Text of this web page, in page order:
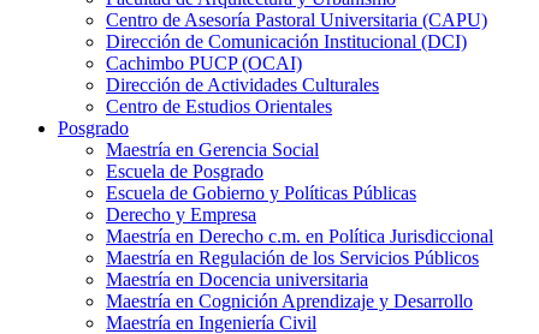
Centro de Asesoría Pastoral Universitaria (CAPU)
Dirección de Comunicación Institucional (DCI)
Cachimbo PUCP (OCAI)
Dirección de Actividades Culturales
Centro de Estudios Orientales
Posgrado
Maestría en Gerencia Social
Escuela de Posgrado
Escuela de Gobierno y Políticas Públicas
Derecho y Empresa
Maestría en Derecho c.m. en Política Jurisdiccional
Maestría en Regulación de los Servicios Públicos
Maestría en Docencia universitaria
Maestría en Cognición Aprendizaje y Desarrollo
Maestría en Ingeniería Civil